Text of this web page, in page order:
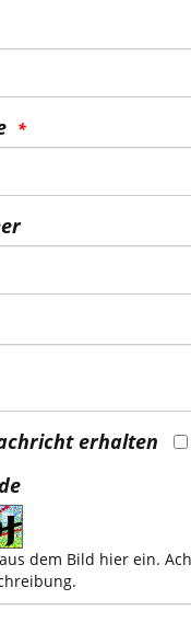
erhalten
dem Bild hier ein.